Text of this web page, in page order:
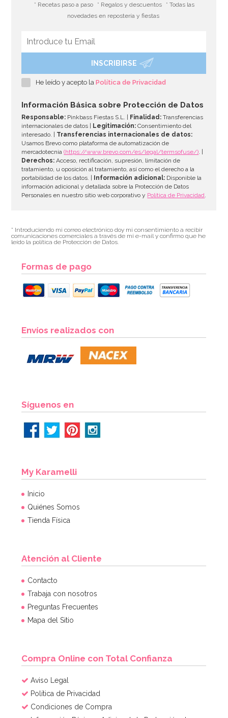
* Recetas paso a paso * Regalos y descuentos
* Todas las
novedades en repostería y fiestas
INSCRIBIRSE
He leído y acepto laPolítica de Privacidad
Información Básica sobre Protección de Datos
Responsable: Pinkbass Fiestas S.L. | Finalidad: Transferencias
internacionales de datos |
Legitimación: Consentimiento del
interesado. | Transferencias internacionales de datos:
Usamos Brevo como plataforma de automatización de
mercadotecnia(https://www.brevo.com/es/legal/termsofuse/). |
Derechos: Acceso, rectificación, supresión, limitación de
tratamiento, u oposición al tratamiento, así como el derecho a la
portabilidad de los datos. |
Información adicional: Disponible la
información adicional y detallada sobre la Protección de Datos
Personales en nuestro sitio web corporativo y Política de Privacidad.
* Introduciendo mi correo electrónico doy mi consentimiento a recibir
comunicaciones comerciales a través de mi e-mail y confirmo que he
leído la política de Protección de Datos.
Formas de pago
Envíos realizados con
Síguenos en
My Karamelli
Inicio
Quiénes Somos
Tienda Física
Atención al Cliente
Contacto
Trabaja con nosotros
Preguntas Frecuentes
Mapa del Sitio
Compra Online con Total Confianza
Aviso Legal
Política de Privacidad
Condiciones de Compra